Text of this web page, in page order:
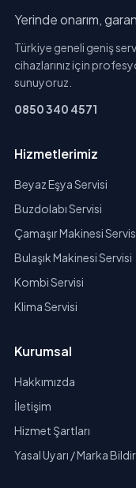
Yerinde onarım,
Türkiye geneli geniş
cihazlarınız için
sunuyoruz.
0850 340 4571
Hizmetlerimiz
Beyaz Eşya Servisi
Buzdolabı Servisi
Çamaşır Makinesi
Bulaşık Makinesi Servisi
Kombi Servisi
Klima Servisi
Kurumsal
Hakkımızda
İletişim
Hizmet Şartları
Yasal Uyarı / Marka